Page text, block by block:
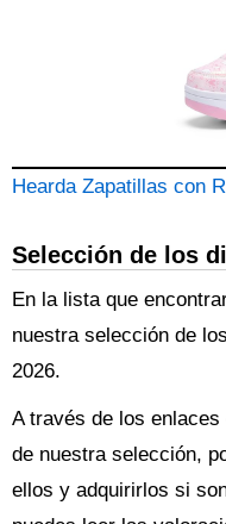
Hearda Zapatillas con
Selección de los
En la lista que
nuestra selección de
2026.
A través de los
de nuestra selección,
ellos y adquirirlos si